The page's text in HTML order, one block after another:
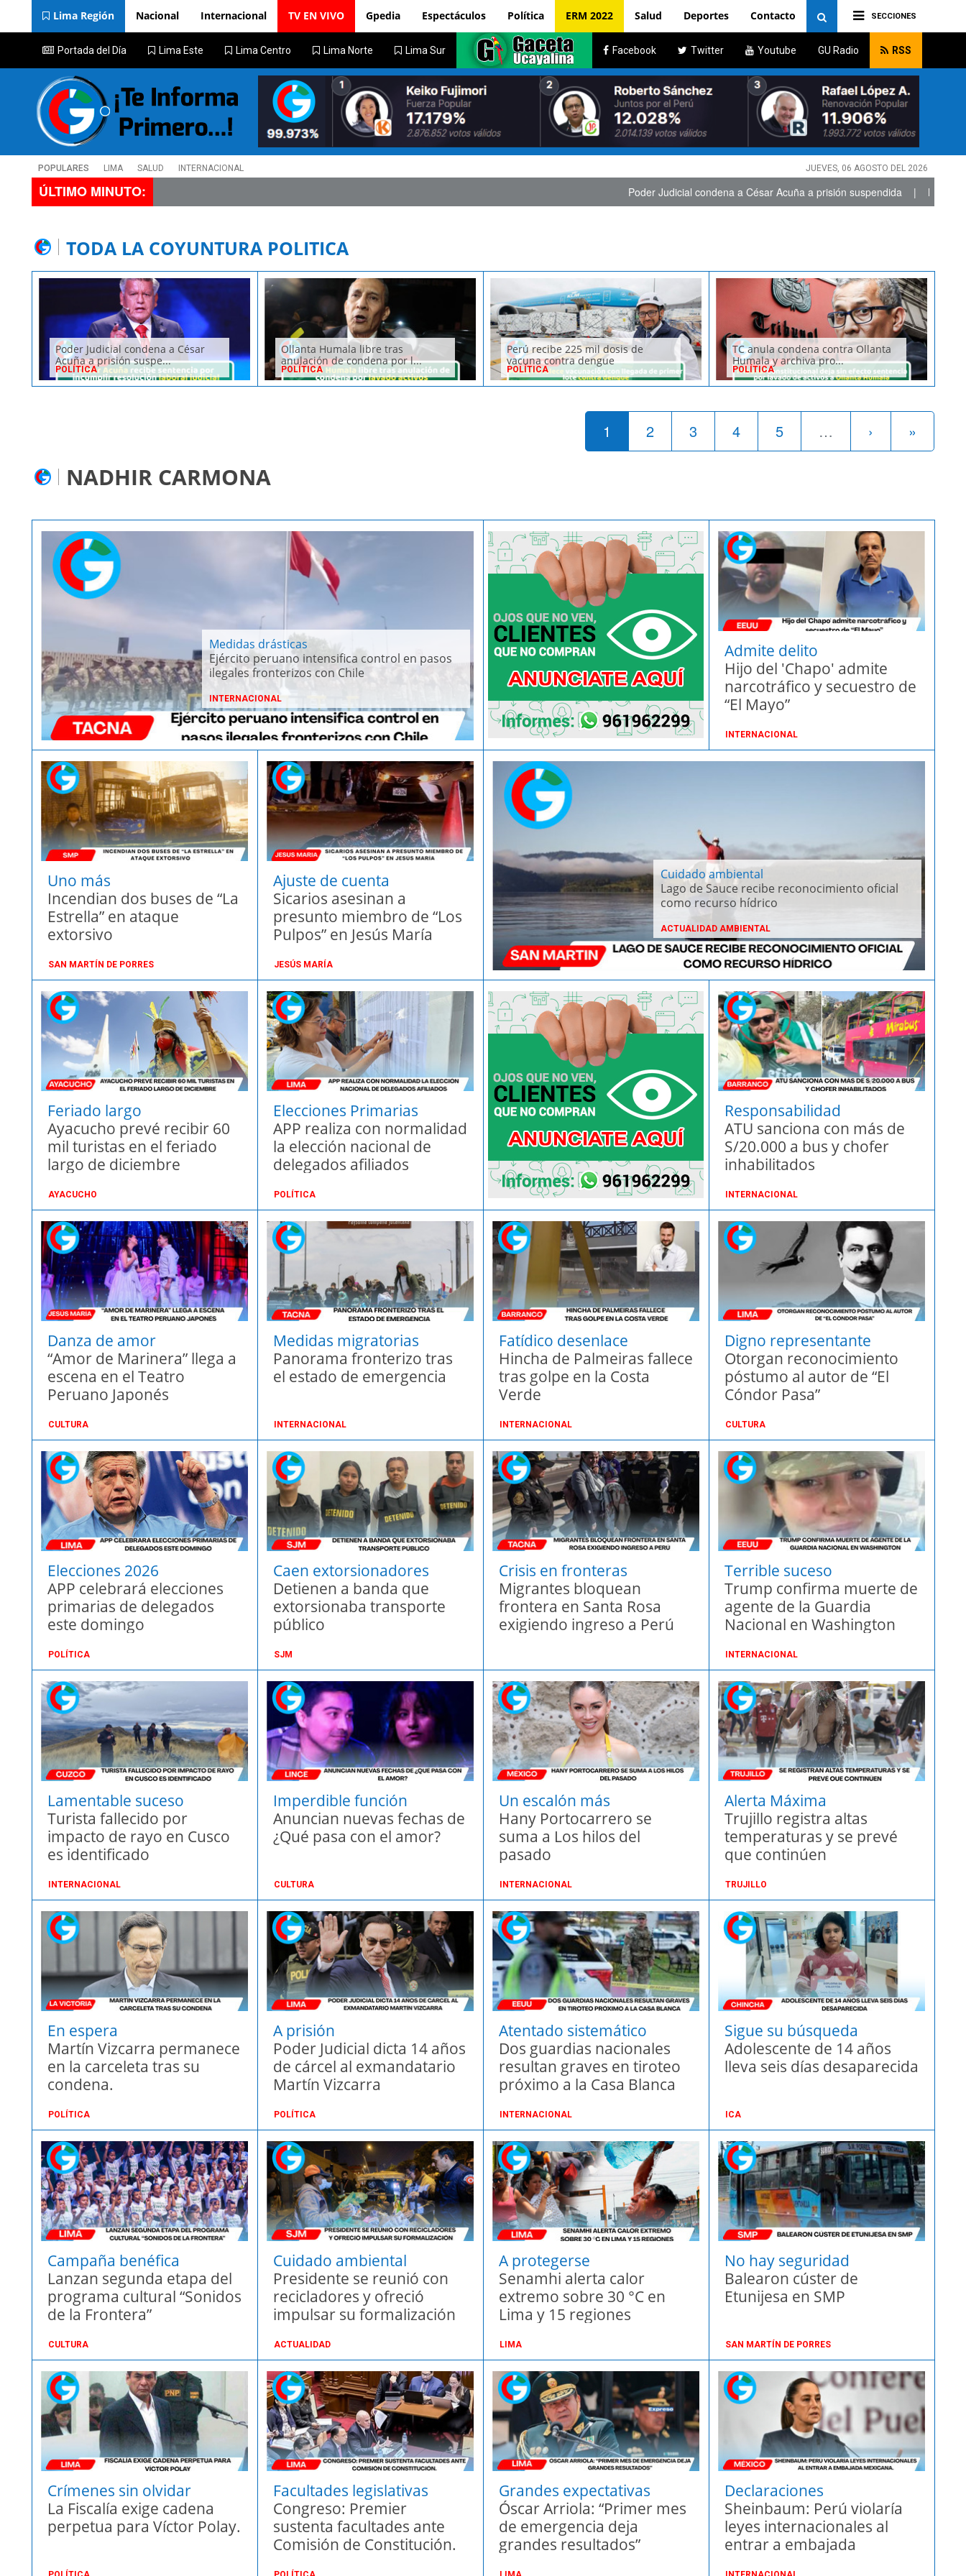
SECCIONES
Lima Región Nacional Internacional TV EN VIVO Gpedia Espectáculos Política ERM 2022 Salud Deportes Contacto
Portada del Día Lima Este Lima Centro Lima Norte Lima Sur Facebook Twitter Youtube GU Radio RSS
POPULARES LIMA SALUD INTERNACIONAL JUEVES, 06 AGOSTO DEL 2026
ÚLTIMO MINUTO: Poder Judicial condena a César Acuña a prisión suspendida|Naldy Saldaña denuncia
TODA LA COYUNTURA POLITICA
Poder Judicial condena a César
Acuña a prisión suspe...
POLÍTICA
Ollanta Humala libre tras
anulación de condena por l...
POLÍTICA
Perú recibe 225 mil dosis de
vacuna contra dengue
POLÍTICA
TC anula condena contra Ollanta
Humala y archiva pro...
POLÍTICA
1 2 3 4 5 … › »
NADHIR CARMONA
Medidas drásticas
Ejército peruano intensifica control en pasos
ilegales fronterizos con Chile
INTERNACIONAL
PUBLICIDAD
Admite delito
Hijo del 'Chapo' admite
narcotráfico y secuestro de
“El Mayo”
INTERNACIONAL
Uno más
Incendian dos buses de “La
Estrella” en ataque
extorsivo
SAN MARTÍN DE PORRES
Ajuste de cuenta
Sicarios asesinan a
presunto miembro de “Los
Pulpos” en Jesús María
JESÚS MARÍA
Cuidado ambiental
Lago de Sauce recibe reconocimiento oficial
como recurso hídrico
ACTUALIDAD AMBIENTAL
Feriado largo
Ayacucho prevé recibir 60
mil turistas en el feriado
largo de diciembre
AYACUCHO
Elecciones Primarias
APP realiza con normalidad
la elección nacional de
delegados afiliados
POLÍTICA PUBLICIDAD
Responsabilidad
compartida
ATU sanciona con más de
S/20.000 a bus y chofer
inhabilitados
INTERNACIONAL
Danza de amor
“Amor de Marinera” llega a
escena en el Teatro
Peruano Japonés
CULTURA
Medidas migratorias
Panorama fronterizo tras
el estado de emergencia
INTERNACIONAL
Fatídico desenlace
Hincha de Palmeiras fallece
tras golpe en la Costa
Verde
INTERNACIONAL
Digno representante
Otorgan reconocimiento
póstumo al autor de “El
Cóndor Pasa”
CULTURA
Elecciones 2026
APP celebrará elecciones
primarias de delegados
este domingo
POLÍTICA
Caen extorsionadores
Detienen a banda que
extorsionaba transporte
público
SJM
Crisis en fronteras
Migrantes bloquean
frontera en Santa Rosa
exigiendo ingreso a Perú
Terrible suceso
Trump confirma muerte de
agente de la Guardia
Nacional en Washington
INTERNACIONAL
Lamentable suceso
Turista fallecido por
impacto de rayo en Cusco
es identificado
INTERNACIONAL
Imperdible función
Anuncian nuevas fechas de
¿Qué pasa con el amor?
CULTURA
Un escalón más
Hany Portocarrero se
suma a Los hilos del
pasado
INTERNACIONAL
Alerta Máxima
Trujillo registra altas
temperaturas y se prevé
que continúen
TRUJILLO
En espera
Martín Vizcarra permanece
en la carceleta tras su
condena.
POLÍTICA
A prisión
Poder Judicial dicta 14 años
de cárcel al exmandatario
Martín Vizcarra
POLÍTICA
Atentado sistemático
Dos guardias nacionales
resultan graves en tiroteo
próximo a la Casa Blanca
INTERNACIONAL
Sigue su búsqueda
Adolescente de 14 años
lleva seis días desaparecida
ICA
Campaña benéfica
Lanzan segunda etapa del
programa cultural “Sonidos
de la Frontera”
CULTURA
Cuidado ambiental
Presidente se reunió con
recicladores y ofreció
impulsar su formalización
ACTUALIDAD
A protegerse
Senamhi alerta calor
extremo sobre 30 °C en
Lima y 15 regiones
LIMA
No hay seguridad
Balearon cúster de
Etunijesa en SMP
SAN MARTÍN DE PORRES
Crímenes sin olvidar
La Fiscalía exige cadena
perpetua para Víctor Polay.
Facultades legislativas
Congreso: Premier
sustenta facultades ante
Comisión de Constitución.
Grandes expectativas
Óscar Arriola: “Primer mes
de emergencia deja
grandes resultados”
Declaraciones
contundentes
Sheinbaum: Perú violaría
leyes internacionales al
entrar a embajada